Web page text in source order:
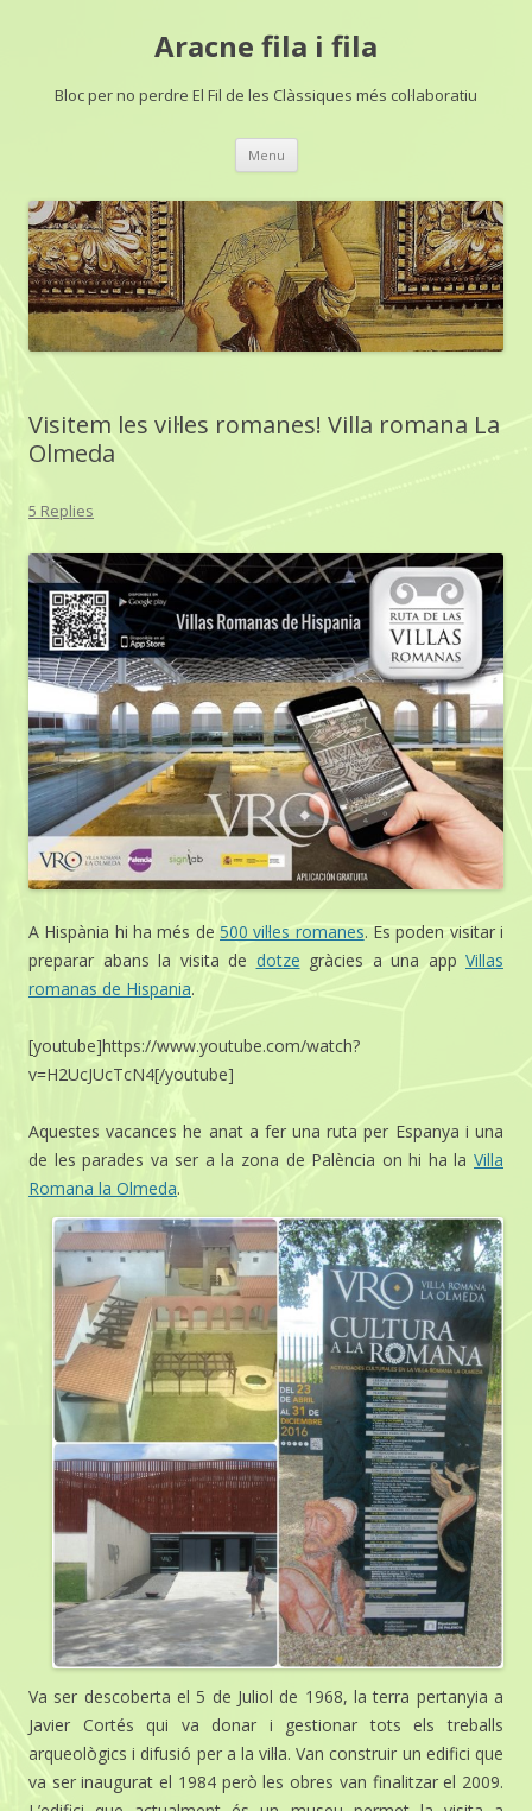
Aracne fila i fila
Bloc per no perdre El Fil de les Clàssiques més col·laboratiu
Menu Skip
Visitem les vil·les romanes! Villa romana La
Olmeda
5 Replies
A Hispània hi ha més de 500 vil·les romanes. Es poden visitar i
preparar abans la visita de dotze gràcies a una app Villas
romanas de Hispania.
[youtube]https://www.youtube.com/watch?
v=H2UcJUcTcN4[/youtube]
Aquestes vacances he anat a fer una ruta per Espanya i una
de les parades va ser a la zona de Palència on hi ha la Villa
Romana la Olmeda.
Va ser descoberta el 5 de Juliol de 1968, la terra pertanyia a
Javier Cortés qui va donar i gestionar tots els treballs
arqueològics i difusió per a la vil·la. Van construir un edifici que
va ser inaugurat el 1984 però les obres van finalitzar el 2009.